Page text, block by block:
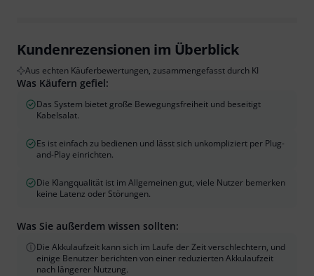
Kundenrezensionen im Überblick
Aus echten Käuferbewertungen, zusammengefasst durch KI
Was Käufern gefiel:
Das System bietet große Bewegungsfreiheit und beseitigt
Kabelsalat.
Es ist einfach zu bedienen und lässt sich unkompliziert per Plug-
and-Play einrichten.
Die Klangqualität ist im Allgemeinen gut, viele Nutzer bemerken
keine Latenz oder Störungen.
Was Sie außerdem wissen sollten:
Die Akkulaufzeit kann sich im Laufe der Zeit verschlechtern, und
einige Benutzer berichten von einer reduzierten Akkulaufzeit
nach längerer Nutzung.